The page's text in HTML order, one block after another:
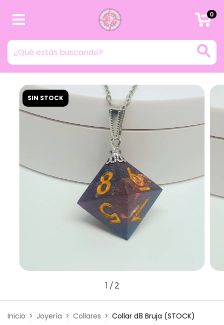
0
SIN STOCK
1 /2
Inicio > Joyería > Collares > Collar d8 Bruja (STOCK)